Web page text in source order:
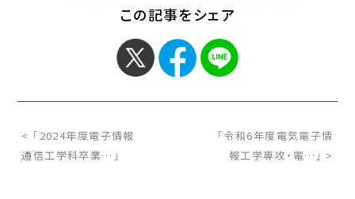
この記事をシェア
< 「2024年度電子情報
通信工学科卒業…」
「令和6年度電気電子情
報工学専攻・電…」 >